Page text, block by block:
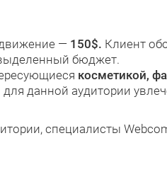
— 150$. Клиент
бюджет.
косметикой,
данной аудитории
специалисты